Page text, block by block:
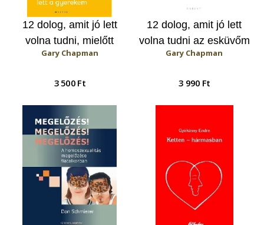
12 dolog, amit jó lett
volna tudni, mielőtt
tinédzser lett a
Gary Chapman
3 500 Ft
12 dolog, amit jó lett
volna tudni az esküvőm
előtt
Gary Chapman
3 990 Ft